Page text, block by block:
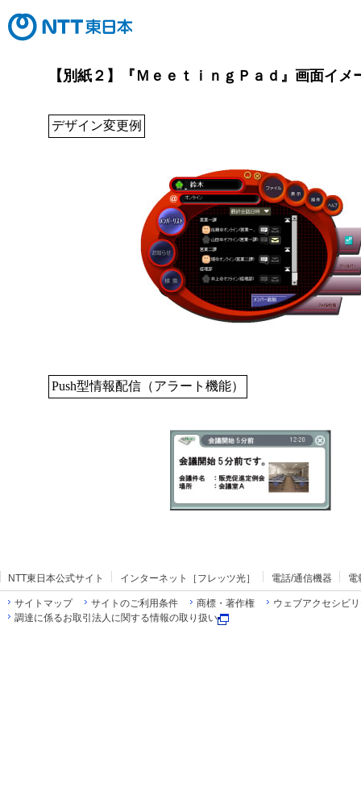
【別紙２】『ＭｅｅｔｉｎｇＰａｄ』画面イメ
デザイン変更例
Push型情報配信（アラート機能）
NTT東日本公式サイト インターネット［フレッツ光］ 電話/通信機器 電
サイトマップ サイトのご利用条件 商標・著作権
ウェブアクセシビ
調達に係るお取引法人に関する情報の取り扱い